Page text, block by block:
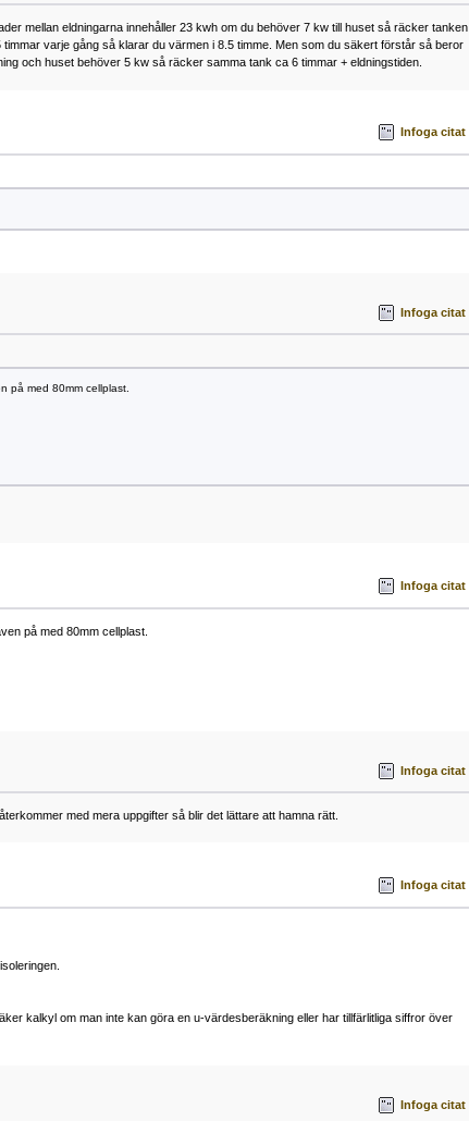
mellan eldningarna innehåller 23 kwh om du behöver 7 kw till huset så räcker tanken
varje gång så klarar du värmen i 8.5 timme. Men som du säkert förstår så beror
och huset behöver 5 kw så räcker samma tank ca 6 timmar + eldningstiden.
Infoga citat
Infoga citat
på med 80mm cellplast.
Infoga citat
på med 80mm cellplast.
Infoga citat
med mera uppgifter så blir det lättare att hamna rätt.
Infoga citat
kalkyl om man inte kan göra en u-värdesberäkning eller har tillfärlitliga siffror över
Infoga citat